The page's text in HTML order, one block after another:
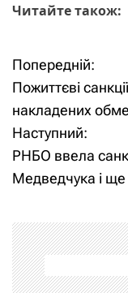
Читайте також:
Н
а
в
і
а
ц
Попередній:
Пожиттєві
накладених
Наступний:
РНБО ввела
Медведчука і ще